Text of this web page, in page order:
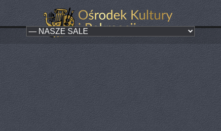
Sala widowiskowa
Kategoria: Nasze sale
Sala mieszcząca ok. 300 osób przeznaczona do organizacji
koncertów, pokazów oraz widowisk scenicznych.